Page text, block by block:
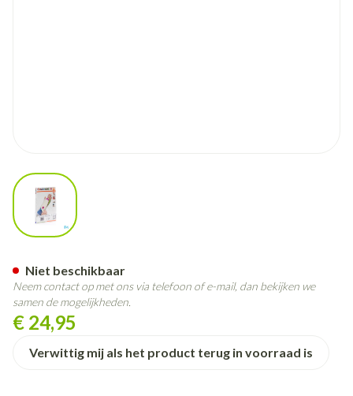
View larger image
€ 24,95
Verwittig mij als het product terug in voorraad is
Niet beschikbaar
Neem contact op met ons via telefoon of e-mail, dan bekijken we
samen de mogelijkheden.